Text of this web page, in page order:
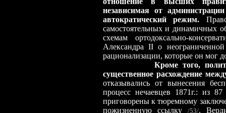
независимая от
автократический режим.
самостоятельных и динамичных
схемам ортодоксально-
Александра II о
рационализации, которые он мог
Кроме того,
существенное расхождение
отказывались от вынесения
процесс нечаевцев 1871г.: из
приговорены к тюремному
пожизненную ссылку /53/.